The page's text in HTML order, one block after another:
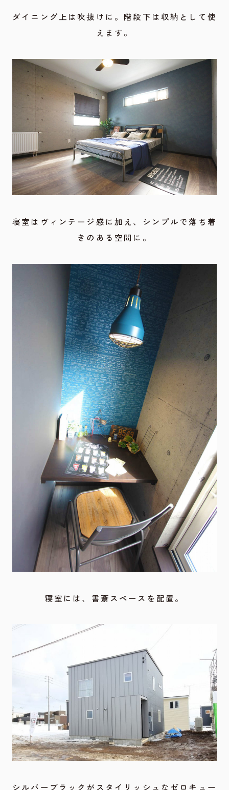
ダイニング上は吹抜けに。階段下は収納として使
えます。
寝室はヴィンテージ感に加え、シンプルで落ち着
きのある空間に。
寝室には、書斎スペースを配置。
シルバーブラックがスタイリッシュなゼロキュー